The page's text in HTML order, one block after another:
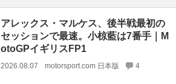
アレックス・マルケス、後半戦最初の
セッションで最速。小椋藍は7番手｜M
otoGPイギリスFP1
2026.08.07 motorsport.com 日本版 4